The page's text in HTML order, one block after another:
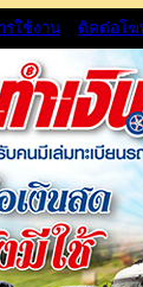
ใช้งาน ติดต่อโ